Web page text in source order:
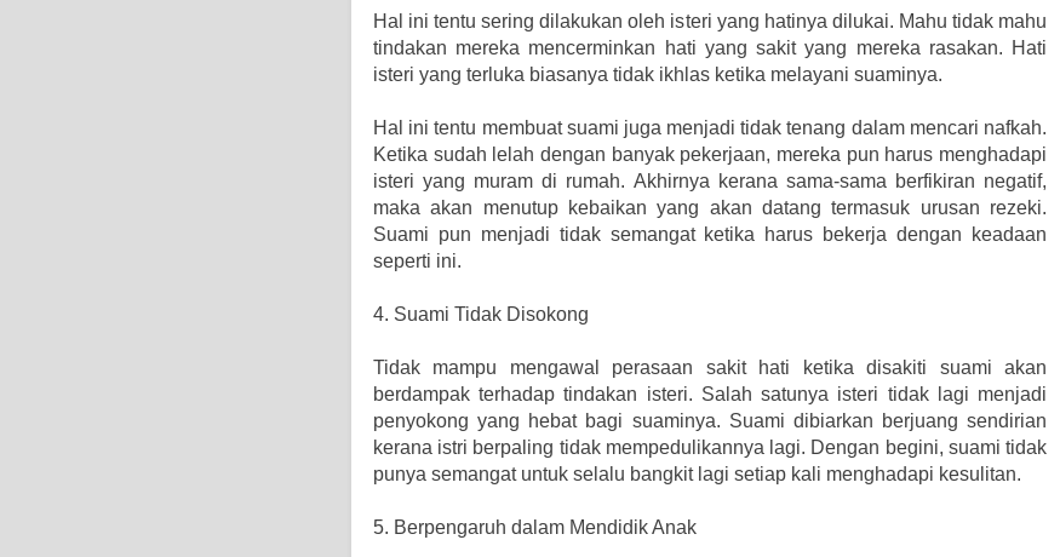
Hal ini tentu sering dilakukan oleh isteri yang hatinya dilukai. Mahu tidak mahu
tindakan mereka mencerminkan hati yang sakit yang mereka rasakan. Hati
isteri yang terluka biasanya tidak ikhlas ketika melayani suaminya.
Hal ini tentu membuat suami juga menjadi tidak tenang dalam mencari nafkah.
Ketika sudah lelah dengan banyak pekerjaan, mereka pun harus menghadapi
isteri yang muram di rumah. Akhirnya kerana sama-sama berfikiran negatif,
maka akan menutup kebaikan yang akan datang termasuk urusan rezeki.
Suami pun menjadi tidak semangat ketika harus bekerja dengan keadaan
seperti ini.
4. Suami Tidak Disokong
Tidak mampu mengawal perasaan sakit hati ketika disakiti suami akan
berdampak terhadap tindakan isteri. Salah satunya isteri tidak lagi menjadi
penyokong yang hebat bagi suaminya. Suami dibiarkan berjuang sendirian
kerana istri berpaling tidak mempedulikannya lagi. Dengan begini, suami tidak
punya semangat untuk selalu bangkit lagi setiap kali menghadapi kesulitan.
5. Berpengaruh dalam Mendidik Anak